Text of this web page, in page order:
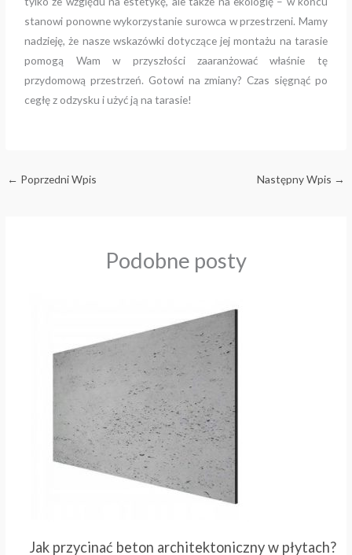
stanowi ponowne wykorzystanie surowca w przestrzeni. Mamy
nadzieję, że nasze wskazówki dotyczące jej montażu na tarasie
pomogą Wam w przyszłości zaaranżować właśnie tę
przydomową przestrzeń. Gotowi na zmiany? Czas sięgnąć po
cegłę z odzysku i użyć ją na tarasie!
← Poprzedni Wpis Następny Wpis →
Podobne posty
Jak przycinać beton architektoniczny w płytach?